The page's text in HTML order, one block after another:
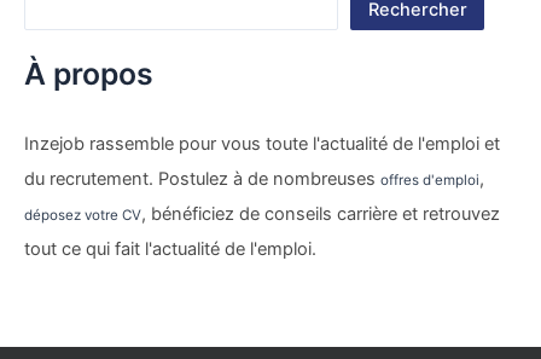
Rechercher
À propos
Inzejob rassemble pour vous toute l'actualité de l'emploi et
du recrutement. Postulez à de nombreuses offres d'emploi,
déposez votre CV, bénéficiez de conseils carrière et retrouvez
tout ce qui fait l'actualité de l'emploi.